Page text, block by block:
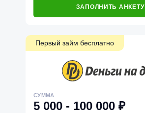
ЗАПОЛНИТЬ АНКЕТУ
Первый займ бесплатно
СУММА
5 000 - 100 000 ₽